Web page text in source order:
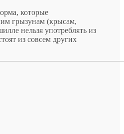
которые
грызунам (крысам,
нельзя употреблять из
из совсем других